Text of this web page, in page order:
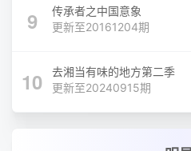
9
传承者之中国意象
更新至20161204期
10
去湘当有味的地方第二季
更新至20240915期